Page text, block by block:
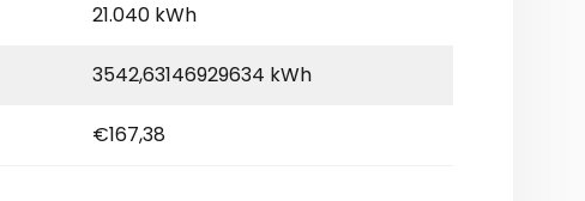
21.040 kWh
3542,63146929634 kWh
€167,38